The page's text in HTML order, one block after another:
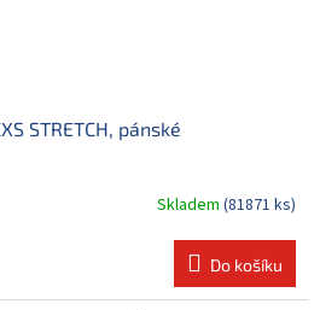
STRETCH, pánské
Skladem (81871 ks)
Do košíku